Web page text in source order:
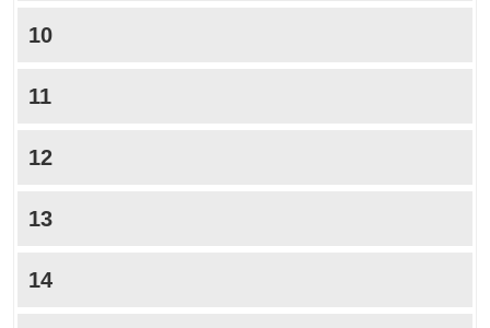
10
11
12
13
14